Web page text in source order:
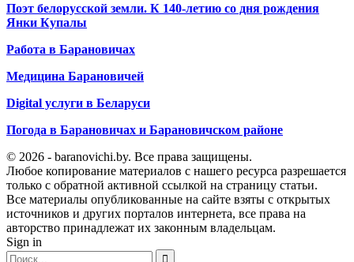
Поэт белорусской земли. К 140-летию со дня рождения
Янки Купалы
Работа в Барановичах
Медицина Барановичей
Digital услуги в Беларуси
Погода в Барановичах и Барановичском районе
© 2026 - baranovichi.by. Все права защищены.
Любое копирование материалов с нашего ресурса разрешается
только с обратной активной ссылкой на страницу статьи.
Все материалы опубликованные на сайте взяты с открытых
источников и других порталов интернета, все права на
авторство принадлежат их законным владельцам.
Sign in